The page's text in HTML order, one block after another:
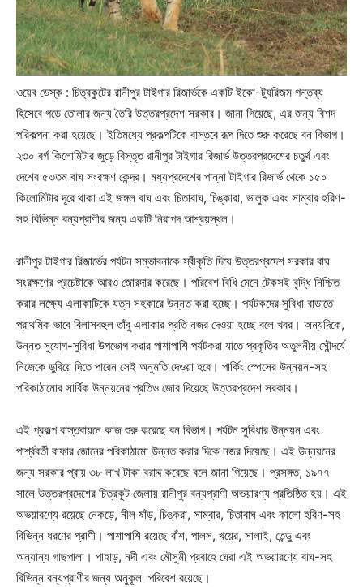
ওয়েব ডেস্ক : চিত্রকুটের রানীপুর টাইগার রিজার্ভকে একটি ইকো-ট্যুরিজম গন্তব্য
হিসেবে গড়ে তোলার জন্য তৈরি উত্তরপ্রদেশ সরকার। জানা গিয়েছে, এর জন্য বিশদ
পরিকল্পনা করা হয়েছে। ইতিমধ্যে প্রকল্পটিকে বাস্তবে রূপ দিতে শুরু করেছে বন বিভাগ।
২৩০ বর্গ কিলোমিটার জুড়ে বিস্তৃত রানীপুর টাইগার রিজার্ভ উত্তরপ্রদেশের চতুর্থ এবং
দেশের ৫৩তম বাঘ সংরক্ষণ কেন্দ্র। মধ্যপ্রদেশের পান্না টাইগার রিজার্ভ থেকে ১৫০
কিলোমিটার দূরে থাকা এই জঙ্গল বাঘ এবং চিতাবাঘ, চিঙ্কারা, ভালুক এবং সাম্বার হরিণ-
সহ বিভিন্ন বন্যপ্রাণীর জন্য একটি নিরাপদ আশ্রয়স্থল।
রানীপুর টাইগার রিজার্ভের পর্যটন সম্ভাবনাকে স্বীকৃতি দিয়ে উত্তরপ্রদেশ সরকার বাঘ
সংরক্ষণের প্রচেষ্টাকে আরও জোরদার করেছে। পরিবেশ বিধি মেনে টেকসই বৃদ্ধি নিশ্চিত
করার লক্ষ্যে এলাকাটিকে যত্ন সহকারে উন্নত করা হচ্ছে। পর্যটকদের সুবিধা বাড়াতে
প্রাথমিক ভাবে বিলাসবহুল তাঁবু এলাকার প্রতি নজর দেওয়া হচ্ছে বলে খবর। অন্যদিকে,
উন্নত সুযোগ-সুবিধা উপভোগ করার পাশাপাশি পর্যটকরা যাতে প্রকৃতির অতুলনীয় সৌন্দর্যে
নিজেকে ডুবিয়ে দিতে পারেন সেই অনুমতি দেওয়া হবে। পার্কিং স্পেসের উন্নয়ন-সহ
পরিকাঠামোর সার্বিক উন্নয়নের প্রতিও জোর দিয়েছে উত্তরপ্রদেশ সরকার।
এই প্রকল্প বাস্তবায়নে কাজ শুরু করেছে বন বিভাগ। পর্যটন সুবিধার উন্নয়ন এবং
পার্শ্ববর্তী বাফার জোনের পরিকাঠামো উন্নত করার দিকে নজর দিয়েছে। এই উন্নয়নের
জন্য সরকার প্রায় ৩৮ লাখ টাকা বরাদ্দ করেছে বলে জানা গিয়েছে। প্রসঙ্গত, ১৯৭৭
সালে উত্তরপ্রদেশের চিত্রকূট জেলায় রানীপুর বন্যপ্রাণী অভয়ারণ্য প্রতিষ্ঠিত হয়। এই
অভয়ারণ্যে রয়েছে নেকড়ে, নীল ষাঁড়, চিঙ্করা, সাম্বার, চিতাবাঘ এবং কালো হরিণ-সহ
বিভিন্ন ধরণের প্রাণী। পাশাপাশি রয়েছে বাঁশ, পালস, খয়ের, সালাই, তেন্ডু এবং
অন্যান্য গাছপালা। পাহাড়, নদী এবং মৌসুমী প্রবাহে ঘেরা এই অভয়ারণ্যে বাঘ-সহ
বিভিন্ন বন্যপ্রাণীর জন্য অনুকূল পরিবেশ রয়েছে।